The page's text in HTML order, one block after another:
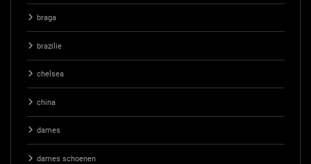
braga
brazilie
chelsea
china
dames
dames schoenen